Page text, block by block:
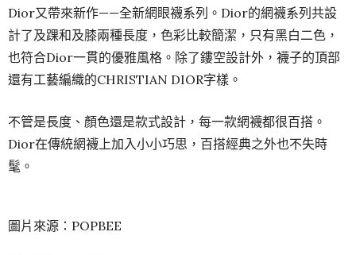
Dior又帶來新作——全新網眼襪系列。Dior的網襪系列共設
計了及踝和及膝兩種長度，色彩比較簡潔，只有黑白二色，
也符合Dior一貫的優雅風格。除了鏤空設計外，襪子的頂部
還有工藝編織的CHRISTIAN DIOR字樣。
不管是長度、顏色還是款式設計，每一款網襪都很百搭。
Dior在傳統網襪上加入小小巧思，百搭經典之外也不失時
髦。
圖片來源：POPBEE